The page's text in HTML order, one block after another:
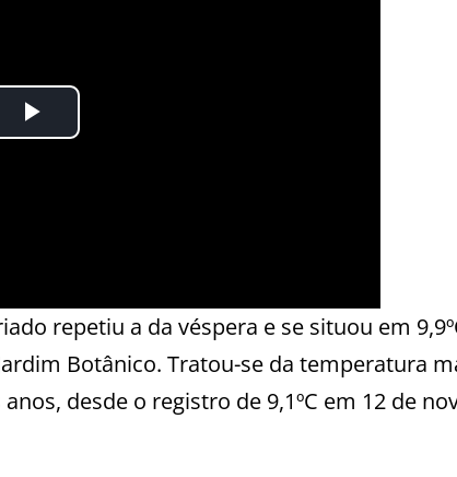
repetiu a da véspera e se situou em
Botânico. Tratou-se da temperatura
desde o registro de 9,1ºC em 12 de